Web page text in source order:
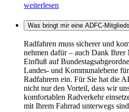
weiterlesen
Was bringt mir eine ADFC-
Radfahren muss sicherer und
nehmen dafür – auch Dank
Einfluß auf
Landes- und Kommunalebene
Radfahrern ein. Für Sie hat die
nicht nur den Vorteil, dass wir
komfortablen Radverkehr
mit Ihrem Fahrrad unterwegs